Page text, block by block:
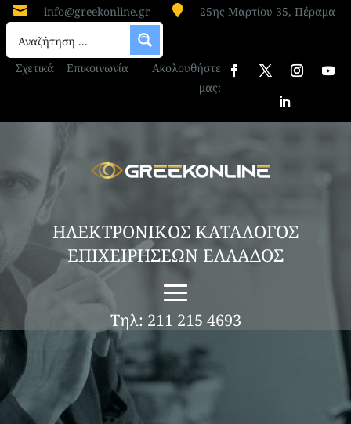
 info@greekonline.gr  25ης Μαρτίου 35, Πέραμα
Σχετικά Επικοινωνία
Ακολουθήστε
μας:
ΗΛΕΚΤΡΟΝΙΚΟΣ ΚΑΤΑΛΟΓΟΣ
ΕΠΙΧΕΙΡΗΣΕΩΝ ΕΛΛΑΔΟΣ
Τηλ: 211 215 4693